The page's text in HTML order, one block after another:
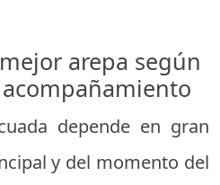
arepa según
depende en gran
y del momento del